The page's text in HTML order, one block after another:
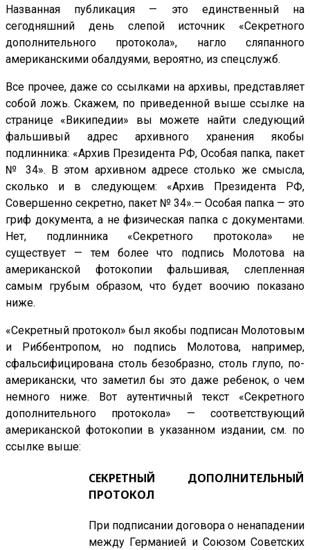
Названная публикация — это единственный на
сегодняшний день слепой источник «Секретного
дополнительного протокола», нагло сляпанного
американскими обалдуями, вероятно, из спецслужб.
Все прочее, даже со ссылками на архивы, представляет
собой ложь. Скажем, по приведенной выше ссылке на
странице «Википедии» вы можете найти следующий
фальшивый адрес архивного хранения якобы
подлинника: «Архив Президента РФ, Особая папка, пакет
№ 34». В этом архивном адресе столько же смысла,
сколько и в следующем: «Архив Президента РФ,
Совершенно секретно, пакет № 34».— Особая папка — это
гриф документа, а не физическая папка с документами.
Нет, подлинника «Секретного протокола» не
существует — тем более что подпись Молотова на
американской фотокопии фальшивая, слепленная
самым грубым образом, что будет воочию показано
ниже.
«Секретный протокол» был якобы подписан Молотовым
и Риббентропом, но подпись Молотова, например,
сфальсифицирована столь безобразно, столь глупо, по-
американски, что заметил бы это даже ребенок, о чем
немного ниже. Вот аутентичный текст «Секретного
дополнительного протокола» — соответствующий
американской фотокопии в указанном издании, см. по
ссылке выше:
СЕКРЕТНЫЙ ДОПОЛНИТЕЛЬНЫЙ
ПРОТОКОЛ
При подписании договора о ненападении
между Германией и Союзом Советских